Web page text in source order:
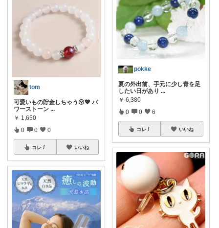
tom
可愛いもの貯金しちゃう😚💖 パ
ワーストーン ...
￥ 1,650
0 0 0
コレ いいね
pokke
夏の外出前、手元に少し青を足
したい日があり ...
￥ 6,380
0 0 6
コレ いいね